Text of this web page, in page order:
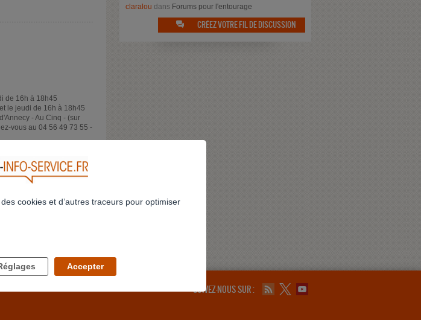
de 16h à 18h45
le jeudi de 16h à 18h45
- Au Cinq - (sur
vous au 04 56 49 73 55 -
RETOUR À LA LISTE
claralou dans Forums pour l'entourage
 CRÉEZ VOTRE FIL DE DISCUSSION
SUIVEZ-NOUS SUR :
cookies et d’autres traceurs pour optimiser
Accepter